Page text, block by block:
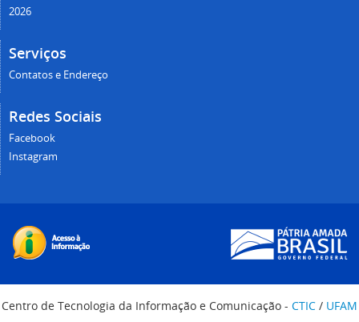
2026
Serviços
Contatos e Endereço
Redes Sociais
Facebook
Instagram
Centro de Tecnologia da Informação e Comunicação - CTIC / UFAM